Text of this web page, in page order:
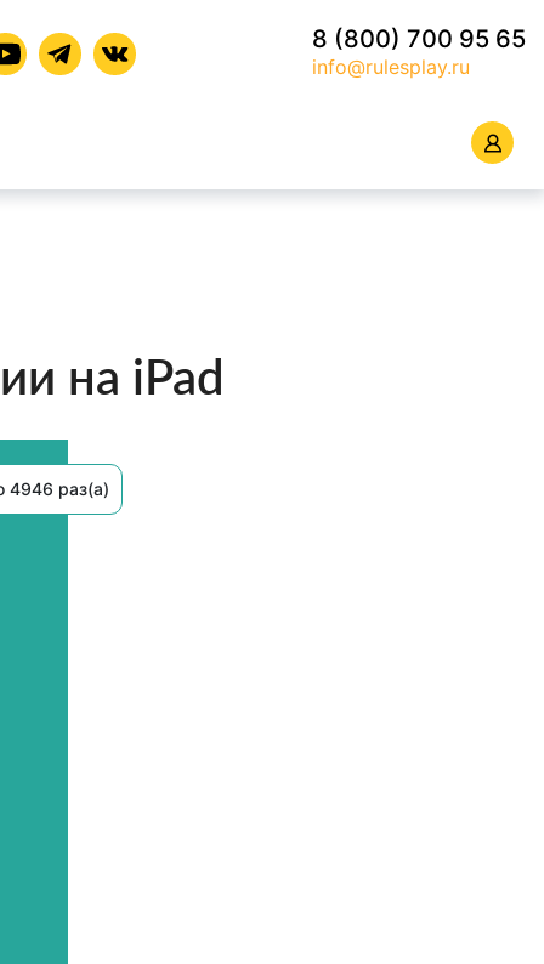
8 (800) 700 95 65
info@rulesplay.ru
на iPad
4946 раз(а)